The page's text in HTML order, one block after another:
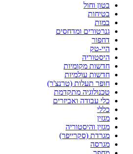
בטון וחול
בטיחות
במות
גנרטורים ומדחסים
דחפור
היי-טק
היסטוריה
חדשות מקומיות
חדשות עולמיות
חופר תעלות (טרנצ'ר)
טכנולוגיה מתקדמת
כלי עבודה ואביזרים
כללי
מגזין
מגזין והיסטוריה
מגרדת (סקרייפר)
מגרסה